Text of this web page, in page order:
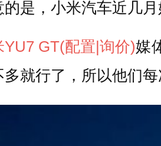
的是，小米汽车近几
YU7 GT(配置|询价)媒
多就行了，所以他们